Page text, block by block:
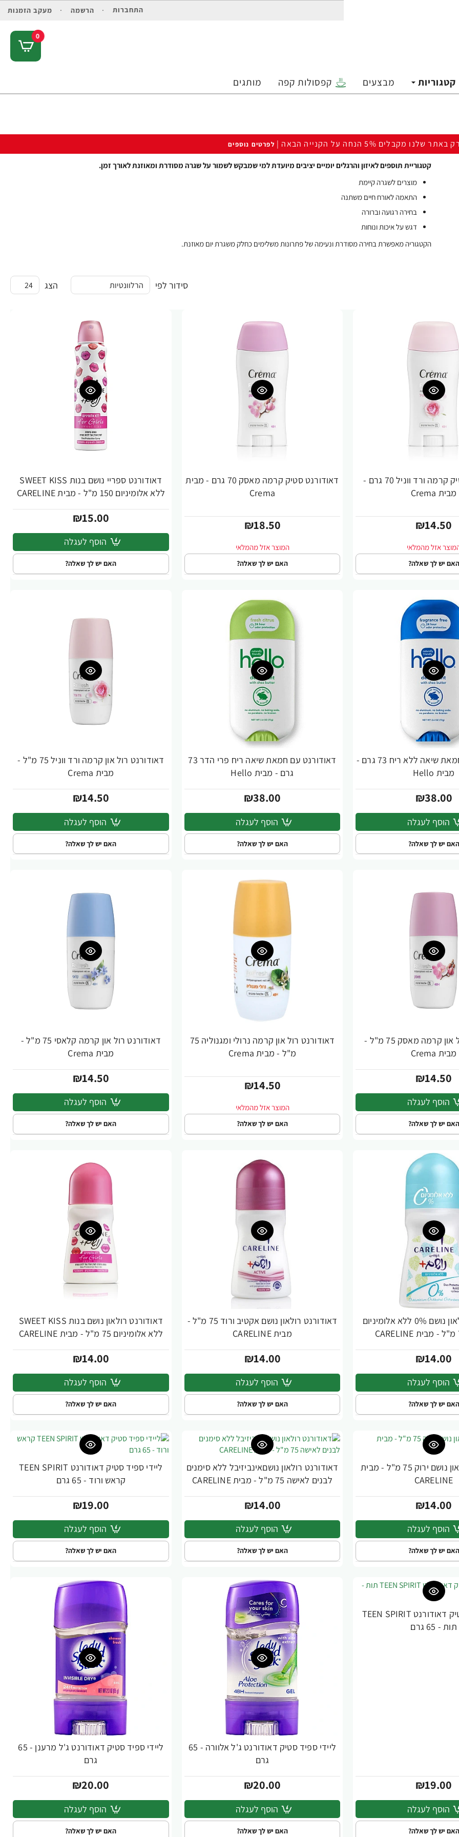
התחברות הרשמה מעקב הזמנות
0
קטגוריות מבצעים קפסולות קפה מותגים
באתר שלנו מקבלים 5% הנחה על הקנייה הבאה | לפרטים נוספים
קטגוריית תוספים לאיזון והרגלים יומיים יציבים מיועדת למי שמבקש לשמור על שגרה מסודרת ומאוזנת לאורך זמן.
מוצרים לשגרה קיימת
התאמה לאורח חיים משתנה
בחירה רגועה וברורה
דגש על איכות ונוחות
הקטגוריה מאפשרת בחירה מסודרת ונעימה של פתרונות משלימים כחלק משגרת יום מאוזנת.
סידור לפי הצג
דאודורנט סטיק קרמה ורד ווניל 70 גרם -
מבית Crema
₪14.50
האם יש לך שאלה?
דאודורנט סטיק קרמה מאסק 70 גרם - מבית
Crema
₪18.50
האם יש לך שאלה?
דאודורנט ספריי נושם בנות SWEET KISS
ללא אלומיניום 150 מ"ל - מבית CARELINE
₪15.00
הוסף לעגלה
האם יש לך שאלה?
דאודורנט עם חמאת שיאה ללא ריח 73 גרם -
מבית Hello
₪38.00
הוסף לעגלה
האם יש לך שאלה?
דאודורנט עם חמאת שיאה ריח פרי הדר 73
גרם - מבית Hello
₪38.00
הוסף לעגלה
האם יש לך שאלה?
דאודורנט רול און קרמה ורד ווניל 75 מ"ל -
מבית Crema
₪14.50
הוסף לעגלה
האם יש לך שאלה?
דאודורנט רול און קרמה מאסק 75 מ"ל -
מבית Crema
₪14.50
הוסף לעגלה
האם יש לך שאלה?
דאודורנט רול און קרמה נרולי ומגנוליה 75
מ"ל - מבית Crema
₪14.50
האם יש לך שאלה?
דאודורנט רול און קרמה קלאסי 75 מ"ל -
מבית Crema
₪14.50
הוסף לעגלה
האם יש לך שאלה?
דאודורנט רולאון נושם 0% ללא אלומיניום
₪14.00
הוסף לעגלה
האם יש לך שאלה?
דאודורנט רולאון נושם אקטיב ורוד 75 מ"ל -
מבית CARELINE
₪14.00
הוסף לעגלה
האם יש לך שאלה?
דאודורנט רולאון נושם בנות SWEET KISS
ללא אלומיניום 75 מ"ל - מבית CARELINE
₪14.00
הוסף לעגלה
האם יש לך שאלה?
דאודורנט רולאון נושם ירוק 75 מ"ל - מבית
CARELINE
₪14.00
הוסף לעגלה
האם יש לך שאלה?
דאודורנט רולאון נושםאינביזיבל ללא סימנים
לבנים לאישה 75 מ"ל - מבית CARELINE
₪14.00
הוסף לעגלה
האם יש לך שאלה?
ליידי ספיד סטיק דאודורנט TEEN SPIRIT
קראש ורוד - 65 גרם
₪19.00
הוסף לעגלה
האם יש לך שאלה?
ליידי ספיד סטיק דאודורנט TEEN SPIRIT
תות - 65 גרם
₪19.00
הוסף לעגלה
האם יש לך שאלה?
ליידי ספיד סטיק דאודורנט ג'ל אלוורה - 65
גרם
₪20.00
הוסף לעגלה
האם יש לך שאלה?
ליידי ספיד סטיק דאודורנט ג'ל מרענן - 65
גרם
₪20.00
הוסף לעגלה
האם יש לך שאלה?